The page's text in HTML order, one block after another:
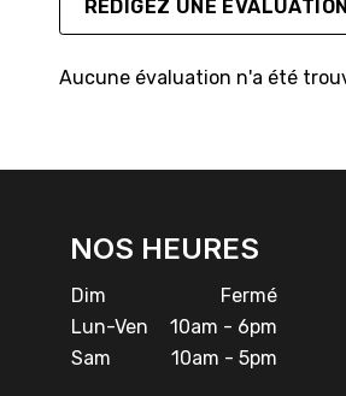
RÉDIGEZ UNE ÉVALUATION
Aucune évaluation n'a été
NOS HEURES
Dim
Fermé
Lun-Ven
10am - 6pm
Sam
10am - 5pm